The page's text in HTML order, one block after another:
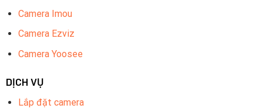
Camera Imou
Camera Ezviz
Camera Yoosee
DỊCH VỤ
Lắp đặt camera